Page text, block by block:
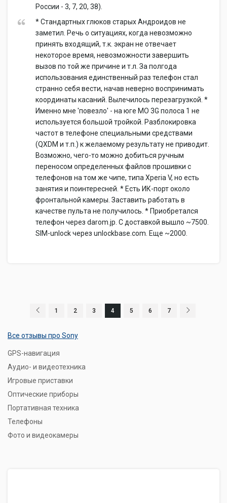
России - 3, 7, 20, 38).
* Стандартных глюков старых Андроидов не
заметил. Речь о ситуациях, когда невозможно
принять входящий, т.к. экран не отвечает
некоторое время, невозможности завершить
вызов по той же причине и т.л. За полгода
использования единственный раз телефон стал
странно себя вести, начав неверно воспринимать
координаты касаний. Вылечилось перезагрузкой. *
Именно мне 'повезло' - на юге МО 3G полоса 1 не
используется большой тройкой. Разблокировка
частот в телефоне специальными средствами
(QXDM и т.п.) к желаемому результату не приводит.
Возможно, чего-то можно добиться ручным
переносом определенных файлов прошивки с
телефонов на том же чипе, типа Xperia V, но есть
занятия и поинтересней. * Есть ИК-порт около
фронтальной камеры. Заставить работать в
качестве пульта не получилось. * Приобретался
телефон через darom.jp. С доставкой вышло ~7500.
SIM-unlock через unlockbase.com. Еще ~2000.
1 2 3 4 5 6 7
Все отзывы про Sony
GPS-навигация
Аудио- и видеотехника
Игровые приставки
Оптические приборы
Портативная техника
Телефоны
Фото и видеокамеры